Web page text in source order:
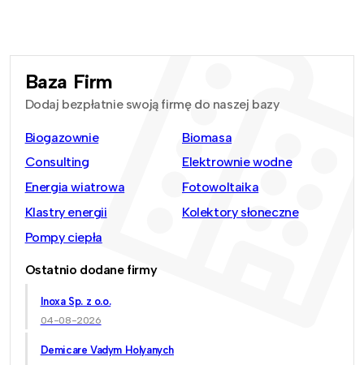
Baza Firm
Dodaj bezpłatnie swoją firmę do naszej bazy
Biogazownie
Biomasa
Consulting
Elektrownie wodne
Energia wiatrowa
Fotowoltaika
Klastry energii
Kolektory słoneczne
Pompy ciepła
Ostatnio dodane firmy
Inoxa Sp. z o.o.
04-08-2026
Demicare Vadym Holyanych